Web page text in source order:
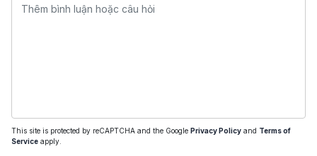
This site is protected by reCAPTCHA and the Google Privacy Policy and Terms of
Service apply.